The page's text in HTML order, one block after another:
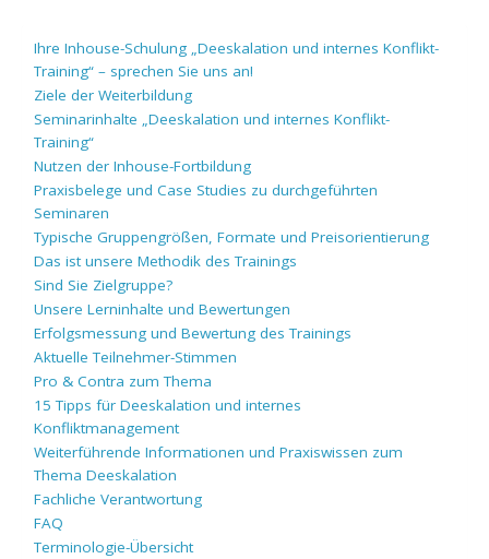
Ihre Inhouse-Schulung „Deeskalation und internes Konflikt-
Training“ – sprechen Sie uns an!
Ziele der Weiterbildung
Seminarinhalte „Deeskalation und internes Konflikt-
Training“
Nutzen der Inhouse-Fortbildung
Praxisbelege und Case Studies zu durchgeführten
Seminaren
Typische Gruppengrößen, Formate und Preisorientierung
Das ist unsere Methodik des Trainings
Sind Sie Zielgruppe?
Unsere Lerninhalte und Bewertungen
Erfolgsmessung und Bewertung des Trainings
Aktuelle Teilnehmer-Stimmen
Pro & Contra zum Thema
15 Tipps für Deeskalation und internes
Konfliktmanagement
Weiterführende Informationen und Praxiswissen zum
Thema Deeskalation
Fachliche Verantwortung
FAQ
Terminologie-Übersicht